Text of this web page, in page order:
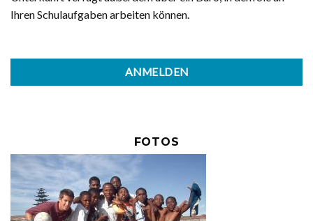
Ihren Schulaufgaben arbeiten können.
ANMELDEN
FOTOS